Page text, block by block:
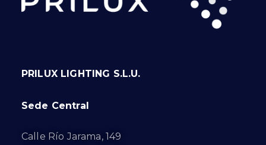
PRILUX LIGHTING S.L.U.
Sede Central
Calle Río Jarama, 149